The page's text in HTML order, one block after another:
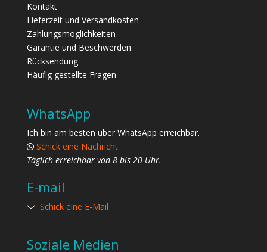
Kontakt
Lieferzeit und Versandkosten
Zahlungsmöglichkeiten
Garantie und Beschwerden
Rücksendung
Häufig gestellte Fragen
WhatsApp
Ich bin am besten über WhatsApp erreichbar.
Schick eine Nachricht
Täglich erreichbar von 8 bis 20 Uhr.
E-mail
Schick eine E-Mail
Soziale Medien